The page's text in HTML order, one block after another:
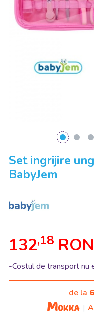
Set ingrijire
BabyJem
132,18 RON
-Costul de transport nu
de la